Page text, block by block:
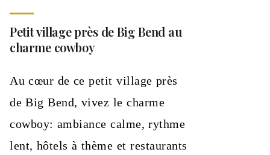
Petit village près de Big Bend au
charme cowboy
Au cœur de ce petit village près
de Big Bend, vivez le charme
cowboy: ambiance calme, rythme
lent, hôtels à thème et restaurants